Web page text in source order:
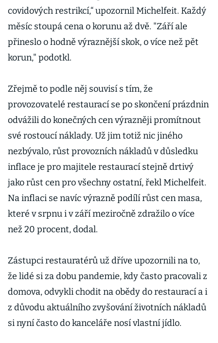
covidových restrikcí,“ upozornil Michelfeit. Každý
měsíc stoupá cena o korunu až dvě. "Září ale
přineslo o hodně výraznější skok, o více než pět
korun," podotkl.
Zřejmě to podle něj souvisí s tím, že
provozovatelé restaurací se po skončení prázdnin
odvážili do konečných cen výrazněji promítnout
své rostoucí náklady. Už jim totiž nic jiného
nezbývalo, růst provozních nákladů v důsledku
inflace je pro majitele restaurací stejně drtivý
jako růst cen pro všechny ostatní, řekl Michelfeit.
Na inflaci se navíc výrazně podílí růst cen masa,
které v srpnu i v září meziročně zdražilo o více
než 20 procent, dodal.
Zástupci restauratérů už dříve upozornili na to,
že lidé si za dobu pandemie, kdy často pracovali z
domova, odvykli chodit na obědy do restaurací a i
z důvodu aktuálního zvyšování životních nákladů
si nyní často do kanceláře nosí vlastní jídlo.